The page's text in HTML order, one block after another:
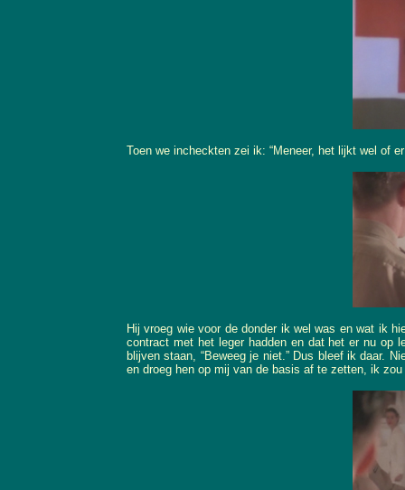
Toen we incheckten zei ik: “Meneer, het lijkt wel of
Hij vroeg wie voor de donder ik wel was en wat ik
contract met het leger hadden en dat het er nu op
blijven staan, “Beweeg je niet.” Dus bleef ik daar.
en droeg hen op mij van de basis af te zetten, ik